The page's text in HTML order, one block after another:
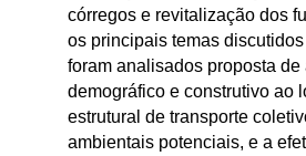
córregos e revitalização dos
os principais temas
foram analisados proposta de
demográfico e construtivo ao
estrutural de transporte
ambientais potenciais, e a